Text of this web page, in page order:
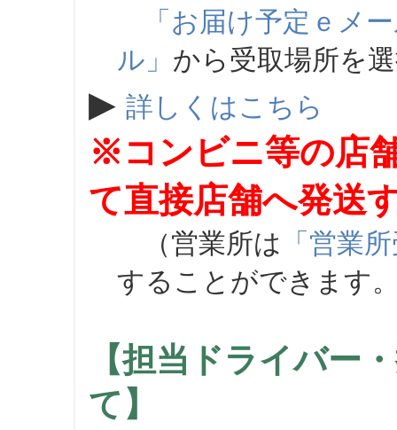
「お届け予定ｅメ
ル」 から受取場所を
▶ 詳しくはこちら
※コンビニ等の店
て直接店舗へ発送
（営業所は 「営業
することができます
【担当ドライバー
て】